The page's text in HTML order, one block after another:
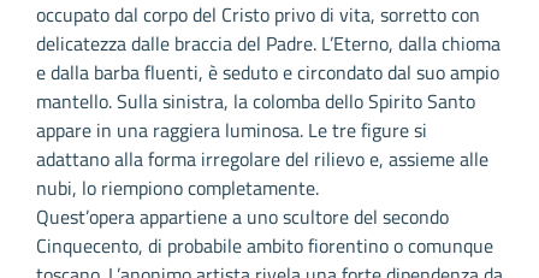
occupato dal corpo del Cristo privo di vita, sorretto con
delicatezza dalle braccia del Padre. L’Eterno, dalla chioma
e dalla barba fluenti, è seduto e circondato dal suo ampio
mantello. Sulla sinistra, la colomba dello Spirito Santo
appare in una raggiera luminosa. Le tre figure si
adattano alla forma irregolare del rilievo e, assieme alle
nubi, lo riempiono completamente.
Quest’opera appartiene a uno scultore del secondo
Cinquecento, di probabile ambito fiorentino o comunque